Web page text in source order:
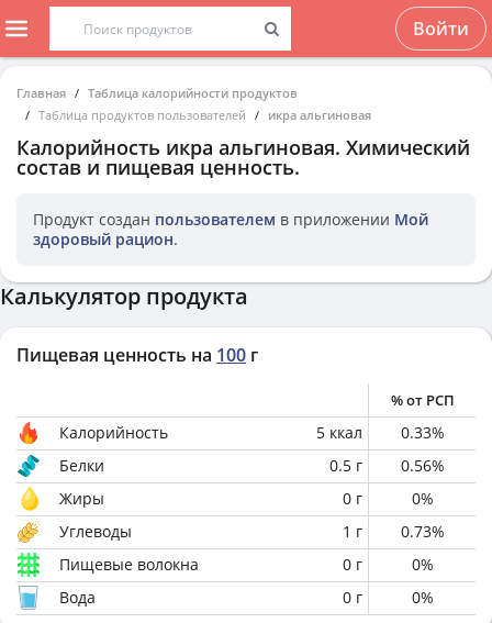
Войти
Главная
Таблица калорийности продуктов
Таблица продуктов пользователей
икра альгиновая
Калорийность икра альгиновая. Химический
состав и пищевая ценность.
Продукт создан пользователем в приложении Мой
здоровый рацион.
Калькулятор продукта
Пищевая ценность на 100 г
% от РСП
Калорийность 5 ккал 0.33%
Белки
0.5 г 0.56%
Жиры
0 г 0%
Углеводы
1 г 0.73%
Пищевые волокна
0 г 0%
Вода
0 г 0%